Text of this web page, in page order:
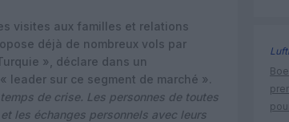
visites aux familles et relations
déjà de nombreux vols par
», déclare dans un
leader sur ce segment de marché ».
de crise. Les personnes de toutes
les échanges personnels avec leurs